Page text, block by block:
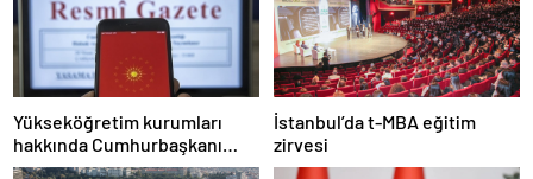
Yükseköğretim kurumları
hakkında Cumhurbaşkanı
kararı Resmi Gazete’de
İstanbul’da t-MBA eğitim
zirvesi